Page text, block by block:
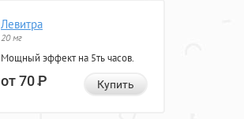
Левитра
20 мг
Мощный эффект на 5ть часов.
от 70Р Купить